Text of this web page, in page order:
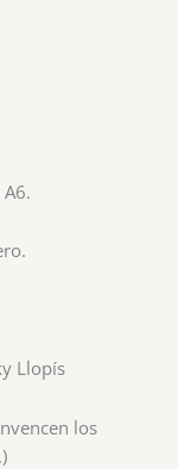
Llopís
los